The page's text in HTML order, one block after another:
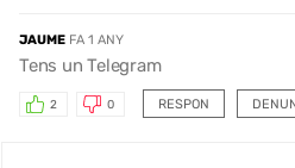
JAUME FA 1 ANY
Tens un Telegram
RESPON
2 0